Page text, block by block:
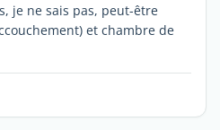
je ne sais pas, peut-être
et chambre de